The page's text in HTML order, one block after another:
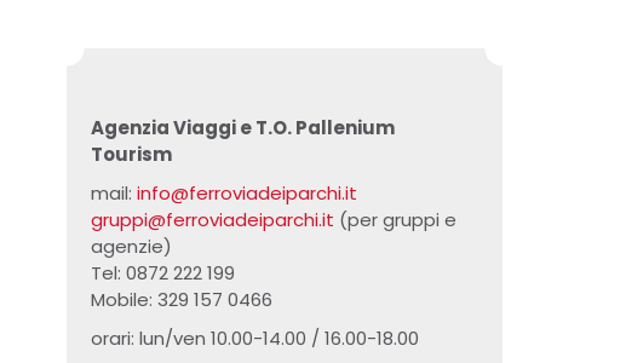
Agenzia Viaggi e T.O. Pallenium
Tourism
mail: info@ferroviadeiparchi.it
gruppi@ferroviadeiparchi.it (per gruppi e
agenzie)
Tel: 0872 222 199
Mobile: 329 157 0466
orari: lun/ven 10.00-14.00 / 16.00-18.00